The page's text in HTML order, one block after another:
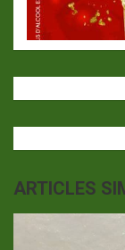
ARTICLES